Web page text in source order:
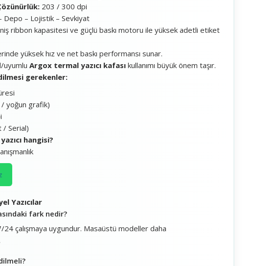
203 / 300 dpi
Depo – Lojistik – Sevkiyat
ribbon kapasitesi ve güçlü baskı motoru ile yüksek adetli etiket
yüksek hız ve net baskı performansı sunar.
uyumlu Argox termal yazıcı kafası kullanımı büyük önem taşır.
gerekenler:
yoğun grafik)
/ Serial)
hangisi?
Yazıcılar
fark nedir?
24 çalışmaya uygundur. Masaüstü modeller daha